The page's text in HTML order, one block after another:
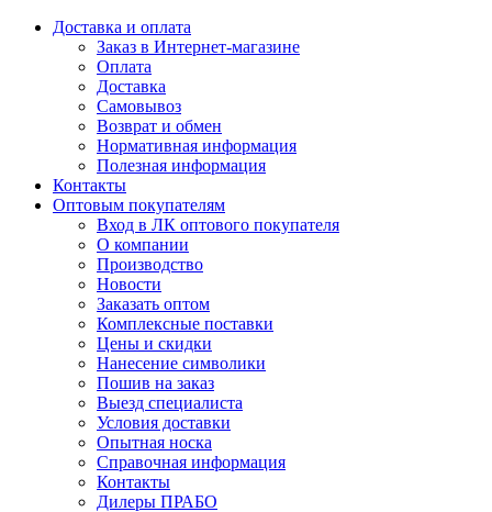
Доставка и оплата
Заказ в Интернет-магазине
Оплата
Доставка
Самовывоз
Возврат и обмен
Нормативная информация
Полезная информация
Контакты
Оптовым покупателям
Вход в ЛК оптового покупателя
О компании
Производство
Новости
Заказать оптом
Комплексные поставки
Цены и скидки
Нанесение символики
Пошив на заказ
Выезд специалиста
Условия доставки
Опытная носка
Справочная информация
Контакты
Дилеры ПРАБО